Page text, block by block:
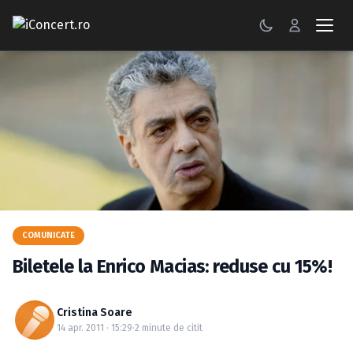
PETRECERI
RECENZII
Autentificare
COMUNICATE
Biletele la Enrico Macias: reduse cu 15%!
Cristina Soare
14 apr. 2011 · 15:29·2 minute de citit